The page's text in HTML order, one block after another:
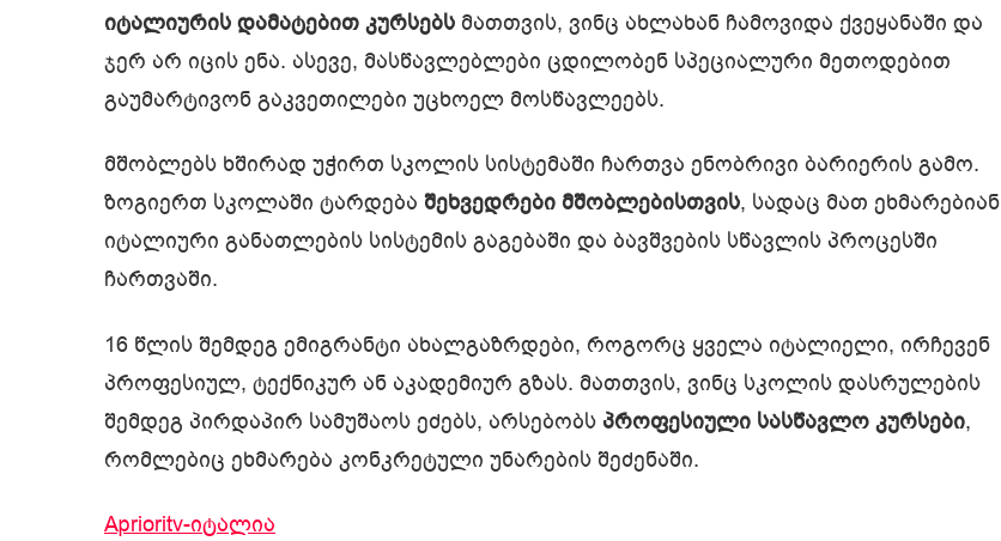
იტალიურის დამატებით კურსებს მათთვის, ვინც ახლახან ჩამოვიდა ქვეყანაში და
ჯერ არ იცის ენა. ასევე, მასწავლებლები ცდილობენ სპეციალური მეთოდებით
გაუმარტივონ გაკვეთილები უცხოელ მოსწავლეებს.
მშობლებს ხშირად უჭირთ სკოლის სისტემაში ჩართვა ენობრივი ბარიერის გამო.
ზოგიერთ სკოლაში ტარდება შეხვედრები მშობლებისთვის, სადაც მათ ეხმარებიან
იტალიური განათლების სისტემის გაგებაში და ბავშვების სწავლის პროცესში
ჩართვაში.
16 წლის შემდეგ ემიგრანტი ახალგაზრდები, როგორც ყველა იტალიელი, ირჩევენ
პროფესიულ, ტექნიკურ ან აკადემიურ გზას. მათთვის, ვინც სკოლის დასრულების
შემდეგ პირდაპირ სამუშაოს ეძებს, არსებობს პროფესიული სასწავლო კურსები,
რომლებიც ეხმარება კონკრეტული უნარების შეძენაში.
Aprioritv-იტალია